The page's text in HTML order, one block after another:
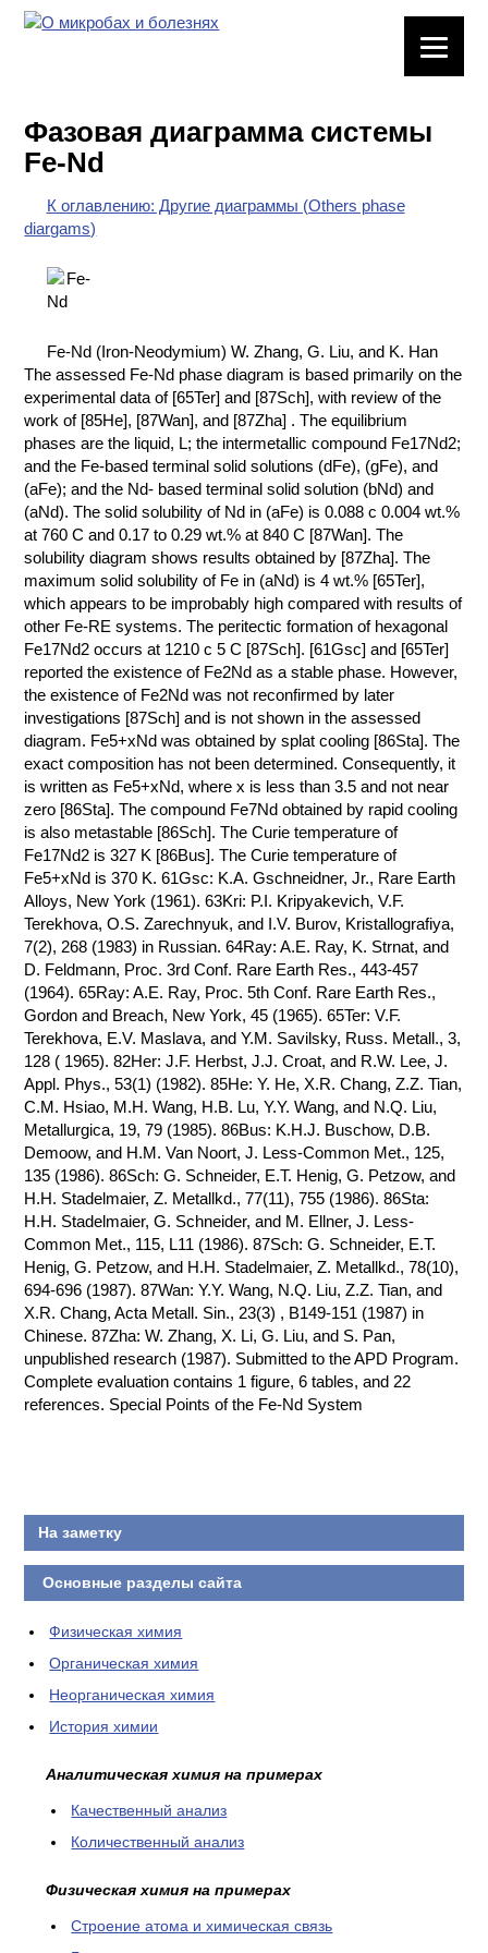
ХИМИЧЕСКАЯ
ПОСУДА
ВРЕДНЫЕ
ФАКТОРЫ
ХИМИЯ НА
ПРОИЗВОДСТВЕ
И ХИМИЧЕСКАЯ
ТЕХНОЛОГИЯ
КОНТАКТЫ
Фазовая диаграмма системы
Fe-Nd
К оглавлению: Другие диаграммы (Others phase
diargams)
Fe-Nd (Iron-Neodymium) W. Zhang, G. Liu, and K. Han
The assessed Fe-Nd phase diagram is based primarily on the
experimental data of [65Ter] and [87Sch], with review of the
work of [85He], [87Wan], and [87Zha] . The equilibrium
phases are the liquid, L; the intermetallic compound Fe17Nd2;
and the Fe-based terminal solid solutions (dFe), (gFe), and
(aFe); and the Nd- based terminal solid solution (bNd) and
(aNd). The solid solubility of Nd in (aFe) is 0.088 с 0.004 wt.%
at 760 C and 0.17 to 0.29 wt.% at 840 C [87Wan]. The
solubility diagram shows results obtained by [87Zha]. The
maximum solid solubility of Fe in (aNd) is 4 wt.% [65Ter],
which appears to be improbably high compared with results of
other Fe-RE systems. The peritectic formation of hexagonal
Fe17Nd2 occurs at 1210 с 5 C [87Sch]. [61Gsc] and [65Ter]
reported the existence of Fe2Nd as a stable phase. However,
the existence of Fe2Nd was not reconfirmed by later
investigations [87Sch] and is not shown in the assessed
diagram. Fe5+xNd was obtained by splat cooling [86Sta]. The
exact composition has not been determined. Consequently, it
is written as Fe5+xNd, where x is less than 3.5 and not near
zero [86Sta]. The compound Fe7Nd obtained by rapid cooling
is also metastable [86Sch]. The Curie temperature of
Fe17Nd2 is 327 K [86Bus]. The Curie temperature of
Fe5+xNd is 370 K. 61Gsc: K.A. Gschneidner, Jr., Rare Earth
Alloys, New York (1961). 63Kri: P.I. Kripyakevich, V.F.
Terekhova, O.S. Zarechnyuk, and I.V. Burov, Kristallografiya,
7(2), 268 (1983) in Russian. 64Ray: A.E. Ray, K. Strnat, and
D. Feldmann, Proc. 3rd Conf. Rare Earth Res., 443-457
(1964). 65Ray: A.E. Ray, Proc. 5th Conf. Rare Earth Res.,
Gordon and Breach, New York, 45 (1965). 65Ter: V.F.
Terekhova, E.V. Maslava, and Y.M. Savilsky, Russ. Metall., 3,
128 ( 1965). 82Her: J.F. Herbst, J.J. Croat, and R.W. Lee, J.
Appl. Phys., 53(1) (1982). 85He: Y. He, X.R. Chang, Z.Z. Tian,
C.M. Hsiao, M.H. Wang, H.B. Lu, Y.Y. Wang, and N.Q. Liu,
Metallurgica, 19, 79 (1985). 86Bus: K.H.J. Buschow, D.B.
Demoow, and H.M. Van Noort, J. Less-Common Met., 125,
135 (1986). 86Sch: G. Schneider, E.T. Henig, G. Petzow, and
H.H. Stadelmaier, Z. Metallkd., 77(11), 755 (1986). 86Sta:
H.H. Stadelmaier, G. Schneider, and M. Ellner, J. Less-
Common Met., 115, L11 (1986). 87Sch: G. Schneider, E.T.
Henig, G. Petzow, and H.H. Stadelmaier, Z. Metallkd., 78(10),
694-696 (1987). 87Wan: Y.Y. Wang, N.Q. Liu, Z.Z. Tian, and
X.R. Chang, Acta Metall. Sin., 23(3) , B149-151 (1987) in
Chinese. 87Zha: W. Zhang, X. Li, G. Liu, and S. Pan,
unpublished research (1987). Submitted to the APD Program.
Complete evaluation contains 1 figure, 6 tables, and 22
references. Special Points of the Fe-Nd System
На заметку
Основные разделы сайта
Физическая химия
Органическая химия
Неорганическая химия
История химии
Аналитическая химия на примерах
Качественный анализ
Количественный анализ
Физическая химия на примерах
Cтроение атома и химическая связь